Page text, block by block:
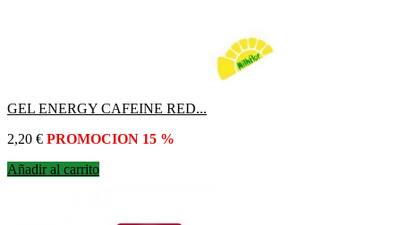
GEL ENERGY CAFEINE RED...
Precio
2,20 € PROMOCION 15 %
Añadir al carrito